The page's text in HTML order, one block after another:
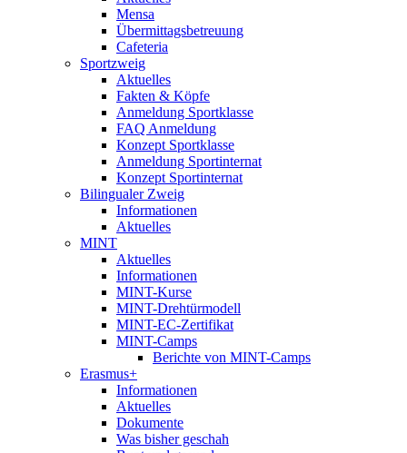
Mensa
Übermittagsbetreuung
Cafeteria
Sportzweig
Aktuelles
Fakten & Köpfe
Anmeldung Sportklasse
FAQ Anmeldung
Konzept Sportklasse
Anmeldung Sportinternat
Konzept Sportinternat
Bilingualer Zweig
Informationen
Aktuelles
MINT
Aktuelles
Informationen
MINT-Kurse
MINT-Drehtürmodell
MINT-EC-Zertifikat
MINT-Camps
Berichte von MINT-Camps
Erasmus+
Informationen
Aktuelles
Dokumente
Was bisher geschah